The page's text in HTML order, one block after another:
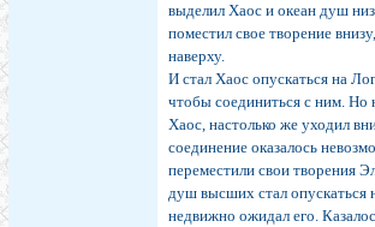
выделил Хаос и океан душ
поместил свое творение
наверху.
И стал Хаос опускаться на
чтобы соединиться с ним. Но
Хаос, настолько же уходил
соединение оказалось
переместили свои творения
душ высших стал опускаться
недвижно ожидал его.